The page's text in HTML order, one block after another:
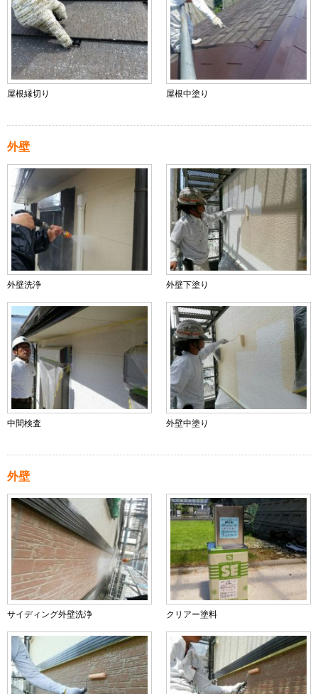
屋根縁切り 屋根中塗り
外壁
外壁洗浄 外壁下塗り
中間検査 外壁中塗り
外壁
サイディング外壁洗浄 クリアー塗料